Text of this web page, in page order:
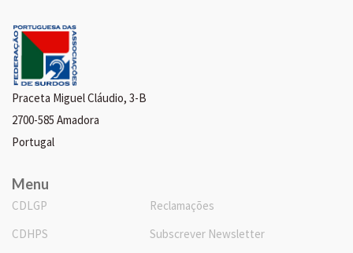
Praceta Miguel Cláudio, 3-B
2700-585 Amadora
Portugal
Menu
CDLGP
CDHPS
Reclamações
Subscrever Newsletter